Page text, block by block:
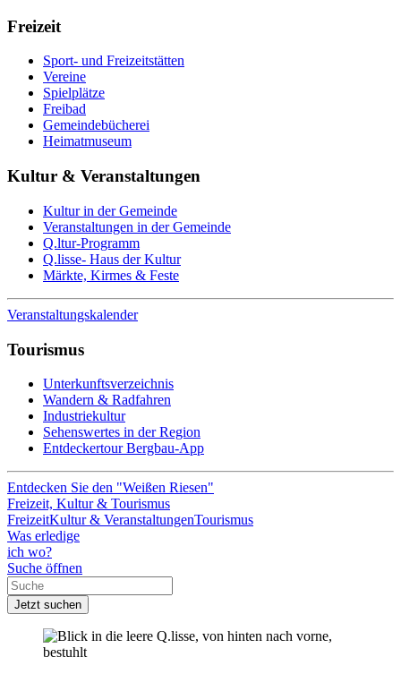
Freizeit
Sport- und Freizeitstätten
Vereine
Spielplätze
Freibad
Gemeindebücherei
Heimatmuseum
Kultur & Veranstaltungen
Kultur in der Gemeinde
Veranstaltungen in der Gemeinde
Q.ltur-Programm
Q.lisse- Haus der Kultur
Märkte, Kirmes & Feste
Veranstaltungskalender
Tourismus
Unterkunftsverzeichnis
Wandern & Radfahren
Industriekultur
Sehenswertes in der Region
Entdeckertour Bergbau-App
Entdecken Sie den "Weißen Riesen"
Freizeit, Kultur & Tourismus
FreizeitKultur & VeranstaltungenTourismus
Was erledige
ich wo?
Suche öffnen
Jetzt suchen